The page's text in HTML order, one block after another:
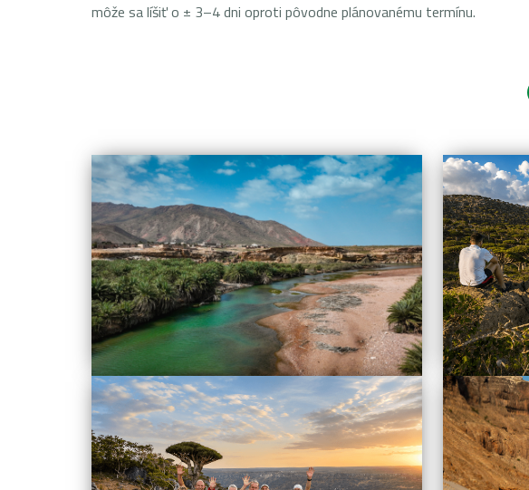
môže sa líšiť o ± 3–4 dni oproti pôvodne plánovanému termínu.